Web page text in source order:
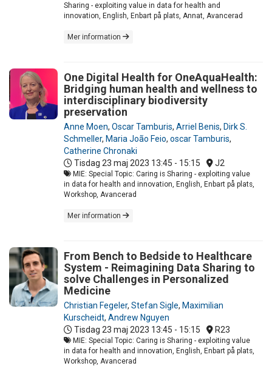
Sharing - exploiting value in data for health and
innovation, English, Enbart på plats, Annat, Avancerad
Mer information
One Digital Health for OneAquaHealth:
Bridging human health and wellness to
interdisciplinary biodiversity
preservation
Anne Moen, Oscar Tamburis, Arriel Benis, Dirk S.
Schmeller, Maria João Feio, oscar Tamburis,
Catherine Chronaki
Tisdag 23 maj 2023 13:45 - 15:15 J2
MIE: Special Topic: Caring is Sharing - exploiting value
in data for health and innovation, English, Enbart på plats,
Workshop, Avancerad
Mer information
From Bench to Bedside to Healthcare
System - Reimagining Data Sharing to
solve Challenges in Personalized
Medicine
Christian Fegeler, Stefan Sigle, Maximilian
Kurscheidt, Andrew Nguyen
Tisdag 23 maj 2023 13:45 - 15:15 R23
MIE: Special Topic: Caring is Sharing - exploiting value
in data for health and innovation, English, Enbart på plats,
Workshop, Avancerad